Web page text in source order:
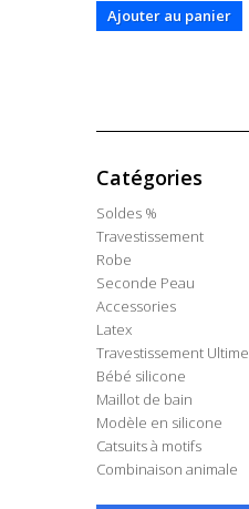
Ajouter au panier
Catégories
Soldes %
Travestissement
Robe
Seconde Peau
Accessories
Latex
Travestissement Ultime
Bébé silicone
Maillot de bain
Modèle en silicone
Catsuits à motifs
Combinaison animale